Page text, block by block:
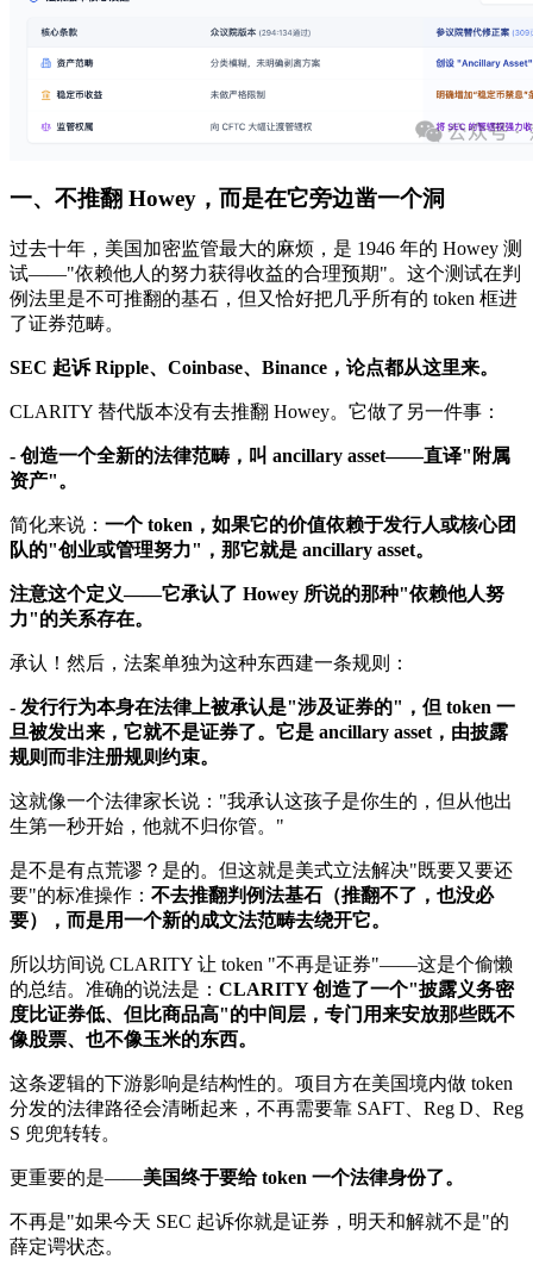
一、不推翻 Howey，而是在它旁边凿一个洞
过去十年，美国加密监管最大的麻烦，是 1946 年的 Howey 测
试——"依赖他人的努力获得收益的合理预期"。这个测试在判
例法里是不可推翻的基石，但又恰好把几乎所有的 token 框进
了证券范畴。
SEC 起诉 Ripple、Coinbase、Binance，论点都从这里来。
CLARITY 替代版本没有去推翻 Howey。它做了另一件事：
- 创造一个全新的法律范畴，叫 ancillary asset——直译"附属
资产"。
简化来说： 一个 token，如果它的价值依赖于发行人或核心团
队的"创业或管理努力"，那它就是 ancillary asset。
注意这个定义——它承认了 Howey 所说的那种"依赖他人努
力"的关系存在。
承认！然后，法案单独为这种东西建一条规则：
- 发行行为本身在法律上被承认是"涉及证券的"，但 token 一
旦被发出来，它就不是证券了。它是 ancillary asset，由披露
规则而非注册规则约束。
这就像一个法律家长说："我承认这孩子是你生的，但从他出
生第一秒开始，他就不归你管。"
是不是有点荒谬？是的。但这就是美式立法解决"既要又要还
要"的标准操作： 不去推翻判例法基石（推翻不了，也没必
要），而是用一个新的成文法范畴去绕开它。
所以坊间说 CLARITY 让 token "不再是证券"——这是个偷懒
的总结。准确的说法是： CLARITY 创造了一个"披露义务密
度比证券低、但比商品高"的中间层，专门用来安放那些既不
像股票、也不像玉米的东西。
这条逻辑的下游影响是结构性的。项目方在美国境内做 token
分发的法律路径会清晰起来，不再需要靠 SAFT、Reg D、Reg
S 兜兜转转。
更重要的是——美国终于要给 token 一个法律身份了。
不再是"如果今天 SEC 起诉你就是证券，明天和解就不是"的
薛定谔状态。